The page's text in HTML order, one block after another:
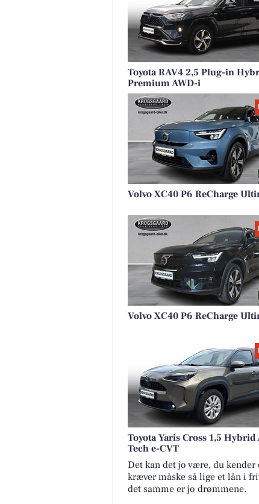
Toyota RAV4 2,5 Plug-in
Premium AWD-i
Volvo XC40 P6 ReCharge
Volvo XC40 P6 ReCharge
Toyota Yaris Cross 1,5 Hybrid
Tech e-CVT
Det kan det jo være, du
kræver måske så lige et lån i
det samme er jo drømmene.